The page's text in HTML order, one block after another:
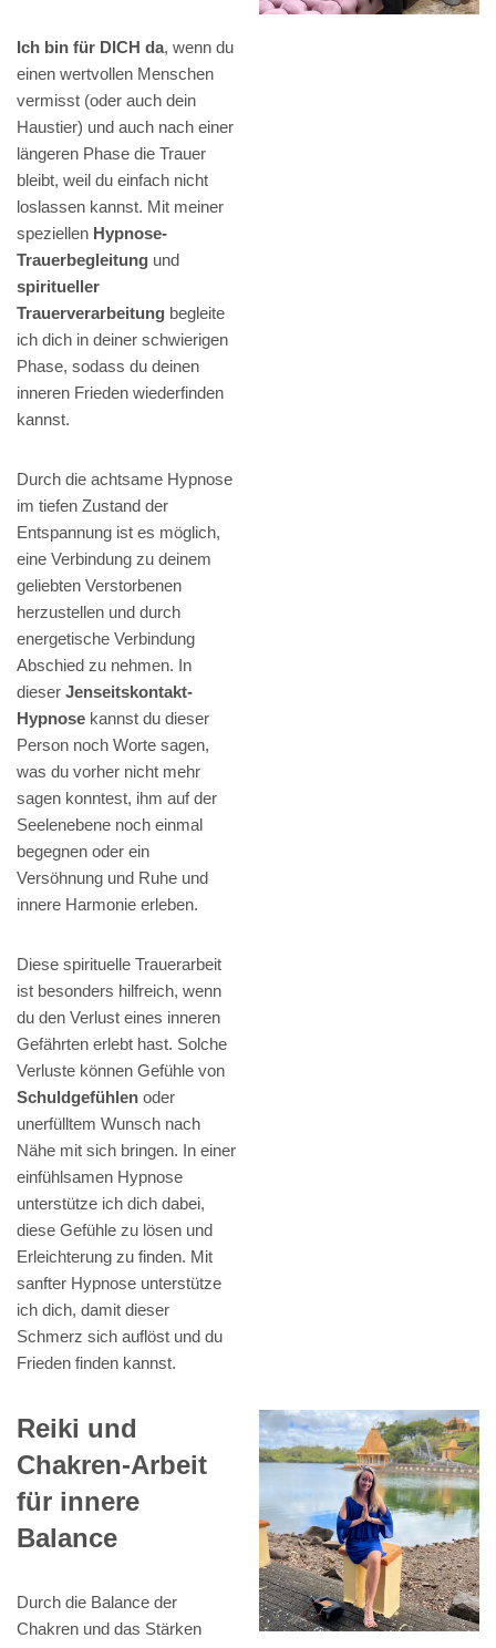
Ich bin für DICH da, wenn du
einen wertvollen Menschen
vermisst (oder auch dein
Haustier) und auch nach einer
längeren Phase die Trauer
bleibt, weil du einfach nicht
loslassen kannst. Mit meiner
speziellen Hypnose-
Trauerbegleitung und
spiritueller
Trauerverarbeitung begleite
ich dich in deiner schwierigen
Phase, sodass du deinen
inneren Frieden wiederfinden
kannst.
Durch die achtsame Hypnose
im tiefen Zustand der
Entspannung ist es möglich,
eine Verbindung zu deinem
geliebten Verstorbenen
herzustellen und durch
energetische Verbindung
Abschied zu nehmen. In
dieser Jenseitskontakt-
Hypnose kannst du dieser
Person noch Worte sagen,
was du vorher nicht mehr
sagen konntest, ihm auf der
Seelenebene noch einmal
begegnen oder ein
Versöhnung und Ruhe und
innere Harmonie erleben.
Diese spirituelle Trauerarbeit
ist besonders hilfreich, wenn
du den Verlust eines inneren
Gefährten erlebt hast. Solche
Verluste können Gefühle von
Schuldgefühlen oder
unerfülltem Wunsch nach
Nähe mit sich bringen. In einer
einfühlsamen Hypnose
unterstütze ich dich dabei,
diese Gefühle zu lösen und
Erleichterung zu finden. Mit
sanfter Hypnose unterstütze
ich dich, damit dieser
Schmerz sich auflöst und du
Frieden finden kannst.
Reiki und
Chakren-Arbeit
für innere
Balance
Durch die Balance der
Chakren und das Stärken